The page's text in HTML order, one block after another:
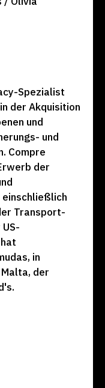
Spezialist
der Akquisition
und
und
Compre
der
Transport-
in
der